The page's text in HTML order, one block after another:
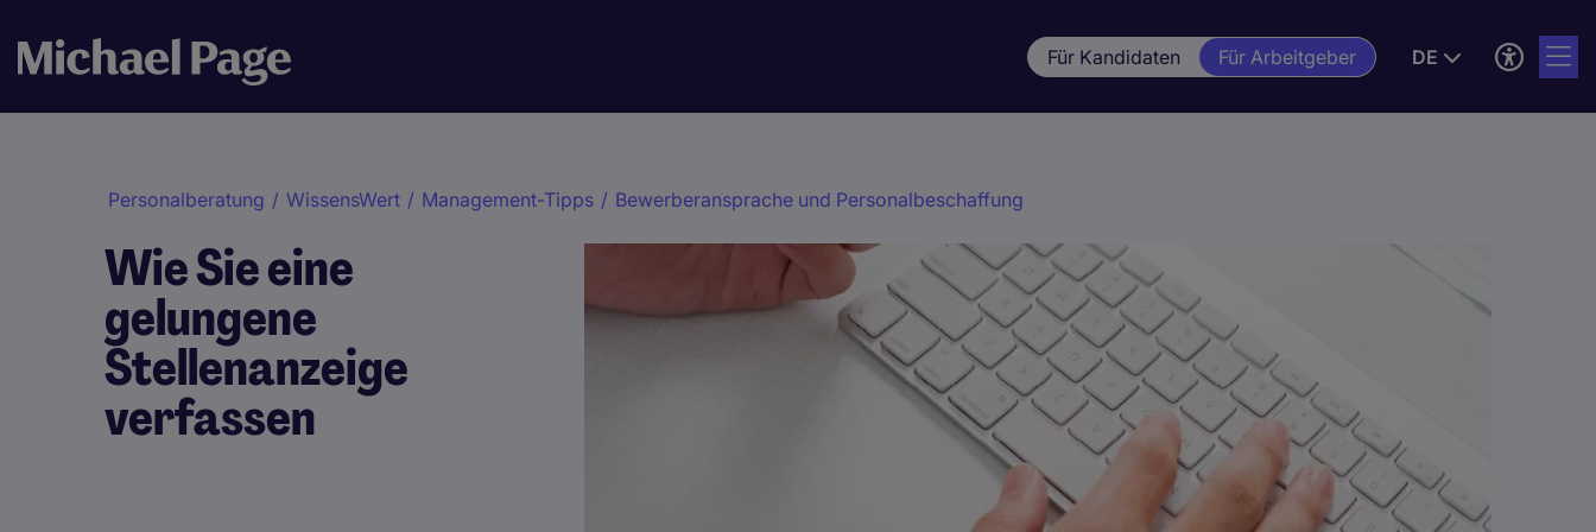
Für Kandidaten Für Arbeitgeber DE
Personalberatung / WissensWert / Management-Tipps / Bewerberansprache und Personalbeschaffung
Wie Sie eine
gelungene
Stellenanzeige
verfassen